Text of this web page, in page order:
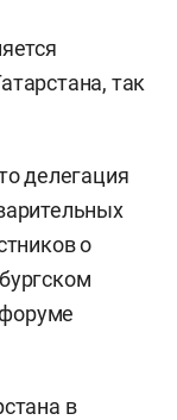
так
делегация
о
в